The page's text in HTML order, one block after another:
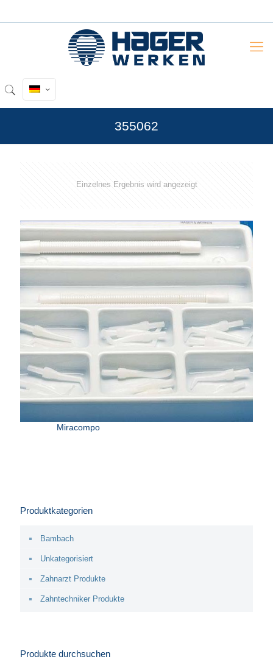
355062
Einzelnes Ergebnis wird angezeigt
Miracompo
Produktkategorien
Bambach
Unkategorisiert
Zahnarzt Produkte
Zahntechniker Produkte
Produkte durchsuchen